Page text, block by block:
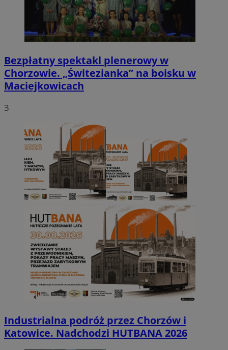
Bezpłatny spektakl plenerowy w
Chorzowie. „Świtezianka” na boisku w
Maciejkowicach
3
Industrialna podróż przez Chorzów i
Katowice. Nadchodzi HUTBANA 2026